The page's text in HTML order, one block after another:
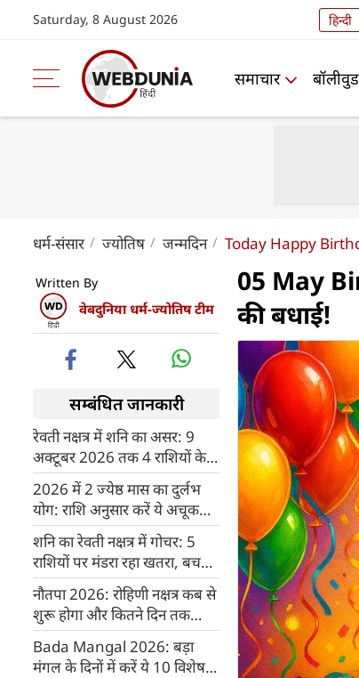
Saturday, 8 August 2026 हिन्दी
समाचार बॉलीवुड
धर्म-संसार ज्योतिष जन्मदिन Today Happy
Written By
वेबदुनिया धर्म-ज्योतिष टीम
सम्बंधित जानकारी
रेवती नक्षत्र में शनि का असर: 9
अक्टूबर 2026 तक 4 राशियों के
लिए शानदार समय
2026 में 2 ज्येष्ठ मास का दुर्लभ
योग: राशि अनुसार करें ये अचूक
उपाय, मिलेगा बड़ा लाभ
शनि का रेवती नक्षत्र में गोचर: 5
राशियों पर मंडरा रहा खतरा, बचने
के लिए करें ये 3 उपाय
नौतपा 2026: रोहिणी नक्षत्र कब से
शुरू होगा और कितने दिन तक
रहेगा? जानिए पूरी जानकारी
Bada Mangal 2026: बड़ा
मंगल के दिनों में करें ये 10 विशेष
05 May
की बधाई!